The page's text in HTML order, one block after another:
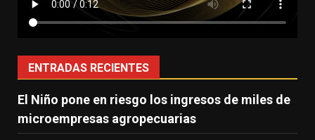
ENTRADAS RECIENTES
El Niño pone en riesgo los ingresos de miles de
microempresas agropecuarias